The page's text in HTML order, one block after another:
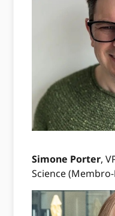
Simone Porter,
Science